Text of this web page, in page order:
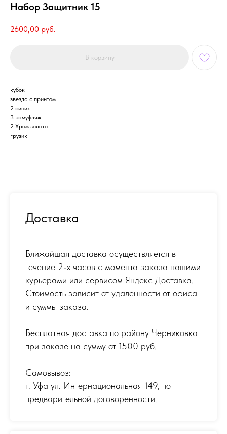
Набор Защитник 15
2600,00 руб.
В корзину
кубок
звезда с принтом
2 синих
3 камуфляж
2 Хром золото
грузик
Доставка
Ближайшая доставка осуществляется в
течение 2-х часов с момента заказа нашими
курьерами или сервисом Яндекс Доставка.
Стоимость зависит от удаленности от офиса
и суммы заказа.
Бесплатная доставка по району Черниковка
при заказе на сумму от 1500 руб.
Самовывоз:
г. Уфа ул. Интернациональная 149, по
предварительной договоренности.